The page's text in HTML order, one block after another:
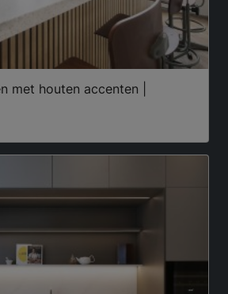
met houten accenten |